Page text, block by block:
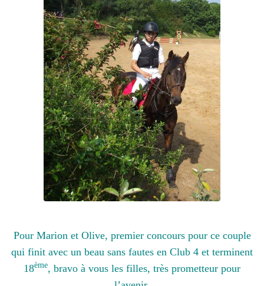
Pour Marion et Olive, premier concours pour ce couple
qui finit avec un beau sans fautes en Club 4 et terminent
18ème, bravo à vous les filles, très prometteur pour